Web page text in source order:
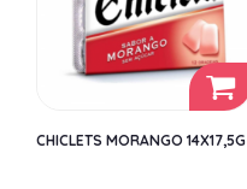
CHICLETS MORANGO 14X17,5G